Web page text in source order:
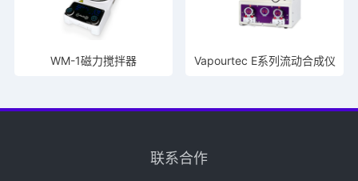
WM-1磁力搅拌器 Vapourtec E系列流动合成仪
联系合作